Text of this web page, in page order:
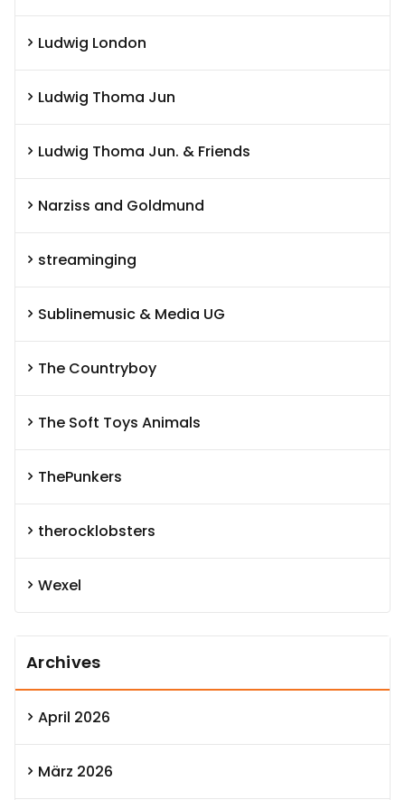
Ludwig London
Ludwig Thoma Jun
Ludwig Thoma Jun. & Friends
Narziss and Goldmund
streaminging
Sublinemusic & Media UG
The Countryboy
The Soft Toys Animals
ThePunkers
therocklobsters
Wexel
Archives
April 2026
März 2026